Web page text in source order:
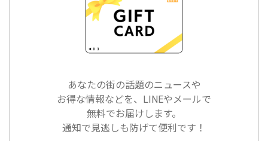
あなたの街の話題のニュースや
お得な情報などを、LINEやメールで
無料でお届けします。
通知で見逃しも防げて便利です！